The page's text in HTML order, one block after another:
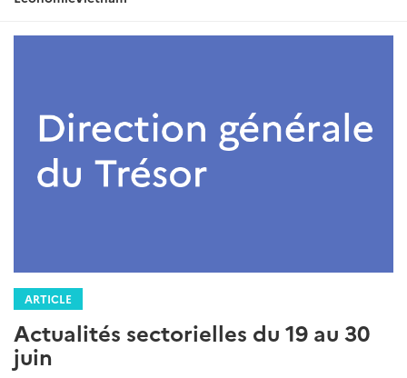
ARTICLE
Actualités sectorielles du 19 au 30
juin